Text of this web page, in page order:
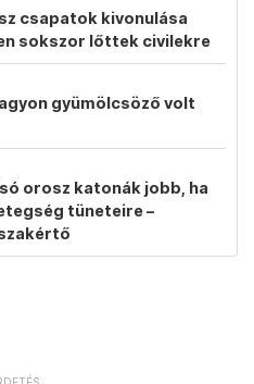
csapatok kivonulása
sokszor lőttek civilekre
gyümölcsöző volt
orosz katonák jobb, ha
tüneteire –